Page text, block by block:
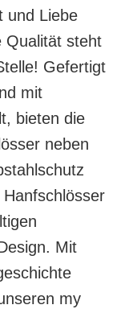
und Liebe
Qualität steht
Gefertigt
mit
bieten die
neben
Mit
my